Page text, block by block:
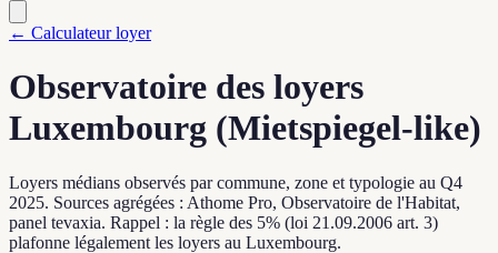
← Calculateur loyer
Observatoire des loyers
Luxembourg (Mietspiegel-like)
Loyers médians observés par commune, zone et typologie au Q4
2025. Sources agrégées : Athome Pro, Observatoire de l'Habitat,
panel tevaxia. Rappel : la règle des 5% (loi 21.09.2006 art. 3)
plafonne légalement les loyers au Luxembourg.